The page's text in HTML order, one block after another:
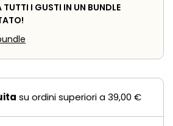
TUTTI I GUSTI IN UN BUNDLE
su ordini superiori a 39,00 €